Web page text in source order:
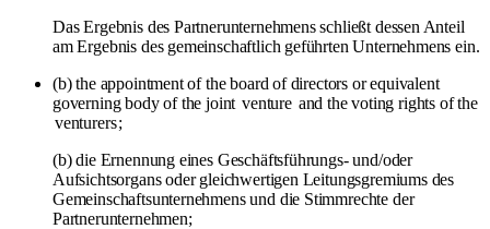
Das Ergebnis des Partnerunternehmens schließt dessen Anteil
am Ergebnis des gemeinschaftlich geführten Unternehmens ein.
(b) the appointment of the board of directors or equivalent
governing body of the joint venture and the voting rights of the
venturers;
(b) die Ernennung eines Geschäftsführungs- und/oder
Aufsichtsorgans oder gleichwertigen Leitungsgremiums des
Gemeinschaftsunternehmens und die Stimmrechte der
Partnerunternehmen;